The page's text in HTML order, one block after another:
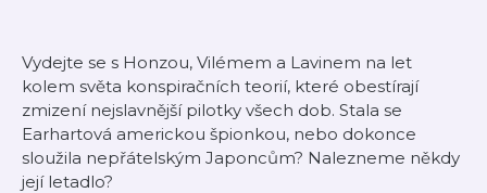
Vydejte se s Honzou, Vilémem a Lavinem na let
kolem světa konspiračních teorií, které obestírají
zmizení nejslavnější pilotky všech dob. Stala se
Earhartová americkou špionkou, nebo dokonce
sloužila nepřátelským Japoncům? Nalezneme někdy
její letadlo?